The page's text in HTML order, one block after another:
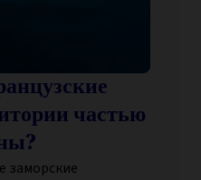
частью